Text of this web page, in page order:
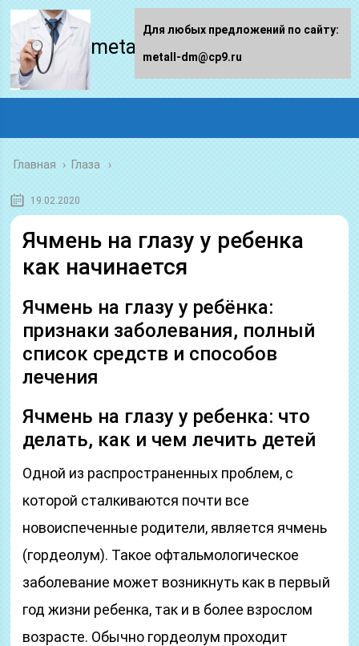
metall-dm.ru
Главная › Глаза
19.02.2020
Ячмень на глазу у ребенка
как начинается
Ячмень на глазу у ребёнка:
признаки заболевания, полный
список средств и способов
лечения
Ячмень на глазу у ребенка: что
делать, как и чем лечить детей
Одной из распространенных проблем, с
которой сталкиваются почти все
новоиспеченные родители, является ячмень
(гордеолум). Такое офтальмологическое
заболевание может возникнуть как в первый
год жизни ребенка, так и в более взрослом
возрасте. Обычно гордеолум проходит
Для любых предложений по сайту:
metall-dm@cp9.ru